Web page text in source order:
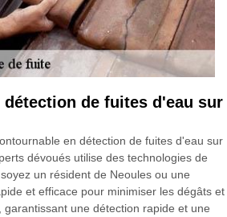
détection de fuites d'eau sur
en détection de fuites d'eau sur
dévoués utilise des technologies de
un résident de Neoules ou une
et efficace pour minimiser les dégâts et
une détection rapide et une